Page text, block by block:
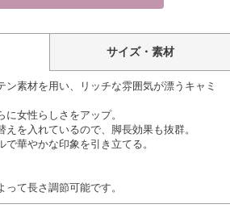
サイズ・素材
ン素材を用い、リッチな雰囲気が漂うキャミ
女性らしさをアップ。
を入れているので、脚長効果も抜群。
華やかな印象を引き立てる。
て長さ調節可能です。